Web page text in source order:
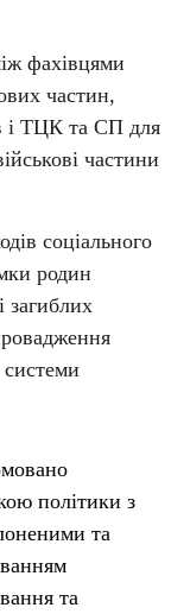
фахівцями
частин,
і ТЦК та СП для
частини
соціального
родин
загиблих
системи
політики з
та
та